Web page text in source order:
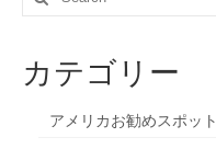
for:
カテゴリー
アメリカお勧めスポット